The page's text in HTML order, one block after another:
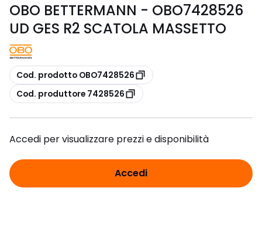
OBO BETTERMANN - OBO7428526
UD GES R2 SCATOLA MASSETTO
copia
Cod. prodotto OBO7428526
copia
Cod. produttore 7428526
Accedi per visualizzare prezzi e disponibilità
Accedi